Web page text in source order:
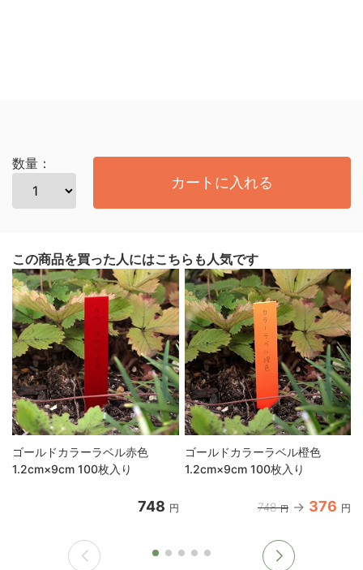
数量：
カートに入れる
この商品を買った人にはこちらも人気です
ゴールドカラーラベル赤色
1.2cm×9cm 100枚入り
748 円
ゴールドカラーラベル橙色
1.2cm×9cm 100枚入り
748 円 376 円